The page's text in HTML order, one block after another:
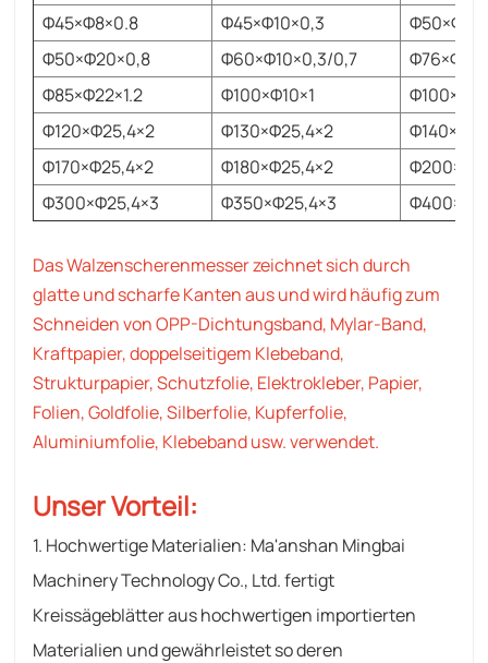
Φ45×Φ8×0.8
Φ45×Φ10×0,3
Φ50×Φ20×0,8
Φ60×Φ10×0,3/0,7
Φ85×Φ22×1.2
Φ100×Φ10×1
Φ120×Φ25,4×2
Φ130×Φ25,4×2
Φ170×Φ25,4×2
Φ180×Φ25,4×2
Φ300×Φ25,4×3
Φ350×Φ25,4×3
Das Walzenscherenmesser zeichnet sich durch
glatte und scharfe Kanten aus und wird häufig zum
Schneiden von OPP-Dichtungsband, Mylar-Band,
Kraftpapier, doppelseitigem Klebeband,
Strukturpapier, Schutzfolie, Elektrokleber, Papier,
Folien, Goldfolie, Silberfolie, Kupferfolie,
Aluminiumfolie, Klebeband usw. verwendet.
Unser Vorteil:
1. Hochwertige Materialien: Ma'anshan Mingbai
Machinery Technology Co., Ltd. fertigt
Kreissägeblätter aus hochwertigen importierten
Materialien und gewährleistet so deren